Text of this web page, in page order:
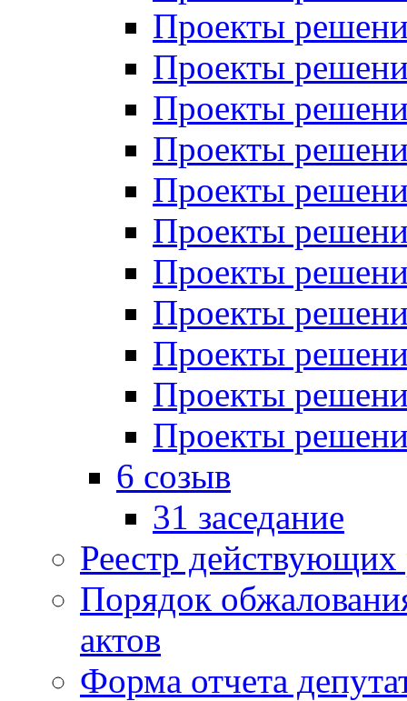
Проекты
Проекты
Проекты
Проекты
Проекты
Проекты
Проекты
Проекты
Проекты
Проекты
Проекты
6 созыв
31 заседание
Реестр
Порядок
актов
Форма отчета